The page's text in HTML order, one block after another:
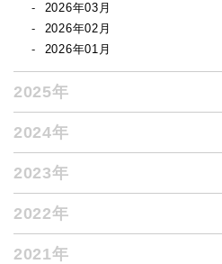
2026年03月
2026年02月
2026年01月
2025年
2024年
2023年
2022年
2021年